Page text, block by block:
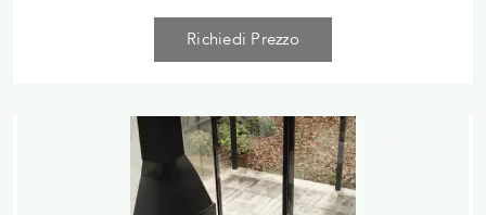
Richiedi Prezzo